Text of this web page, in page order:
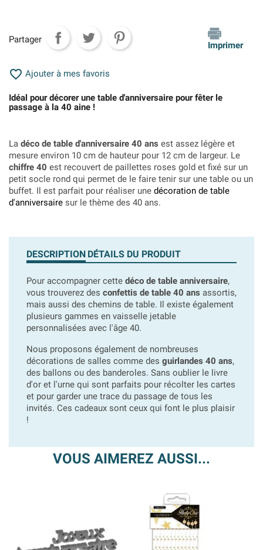
Partager
Imprimer
 Ajouter à mes favoris
Idéal pour décorer une table d'anniversaire pour fêter le
passage à la 40 aine !
La déco de table d'anniversaire 40 ans est assez légère et
mesure environ 10 cm de hauteur pour 12 cm de largeur. Le
chiffre 40 est recouvert de paillettes roses gold et fixé sur un
petit socle rond qui permet de le faire tenir sur une table ou un
buffet. Il est parfait pour réaliser une décoration de table
d'anniversaire sur le thème des 40 ans.
DESCRIPTION DÉTAILS DU PRODUIT
Pour accompagner cette déco de table anniversaire,
vous trouverez des confettis de table 40 ans assortis,
mais aussi des chemins de table. Il existe également
plusieurs gammes en vaisselle jetable
personnalisées avec l'âge 40.
Nous proposons également de nombreuses
décorations de salles comme des guirlandes 40 ans,
des ballons ou des banderoles. Sans oublier le livre
d'or et l'urne qui sont parfaits pour récolter les cartes
et pour garder une trace du passage de tous les
invités. Ces cadeaux sont ceux qui font le plus plaisir
!
VOUS AIMEREZ AUSSI...